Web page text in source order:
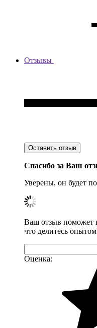
Отзывы
Оставить отзыв
Спасибо за Ваш
Уверены, он будет
Ваш отзыв поможет
что делитесь
Оценка: